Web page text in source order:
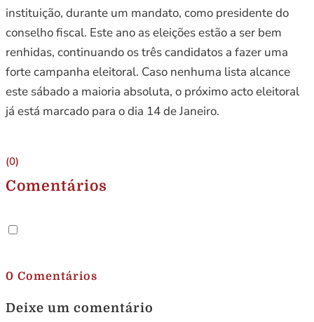
instituição, durante um mandato, como presidente do
conselho fiscal. Este ano as eleições estão a ser bem
renhidas, continuando os três candidatos a fazer uma
forte campanha eleitoral. Caso nenhuma lista alcance
este sábado a maioria absoluta, o próximo acto eleitoral
já está marcado para o dia 14 de Janeiro.
(0)
Comentários
0 Comentários
Deixe um comentário